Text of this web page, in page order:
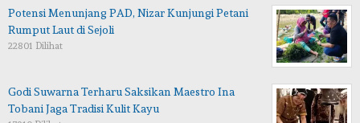
Potensi Menunjang PAD, Nizar Kunjungi Petani
Rumput Laut di Sejoli
22801 Dilihat
Godi Suwarna Terharu Saksikan Maestro Ina
Tobani Jaga Tradisi Kulit Kayu